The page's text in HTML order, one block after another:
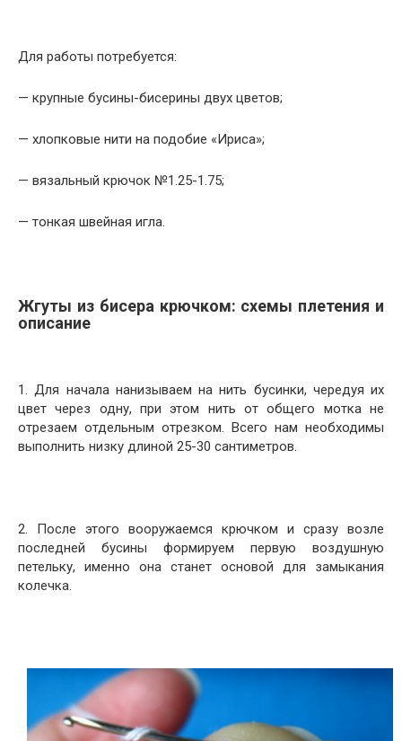
Для работы потребуется:
— крупные бусины-бисерины двух цветов;
— хлопковые нити на подобие «Ириса»;
— вязальный крючок №1.25-1.75;
— тонкая швейная игла.
Жгуты из бисера крючком: схемы плетения и
описание
1. Для начала нанизываем на нить бусинки, чередуя их
цвет через одну, при этом нить от общего мотка не
отрезаем отдельным отрезком. Всего нам необходимы
выполнить низку длиной 25-30 сантиметров.
2. После этого вооружаемся крючком и сразу возле
последней бусины формируем первую воздушную
петельку, именно она станет основой для замыкания
колечка.